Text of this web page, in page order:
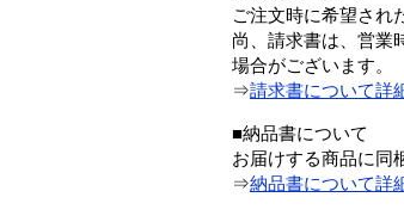
ご注文時に希望され
尚、請求書は、営業
場合がございます。
⇒請求書について詳
■納品書について
お届けする商品に同
⇒納品書について詳